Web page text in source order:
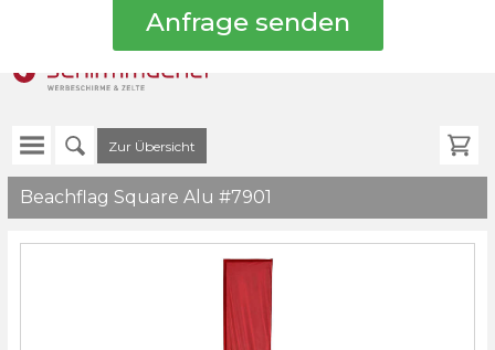
Zur Übersicht
Beachflag Square Alu #7901